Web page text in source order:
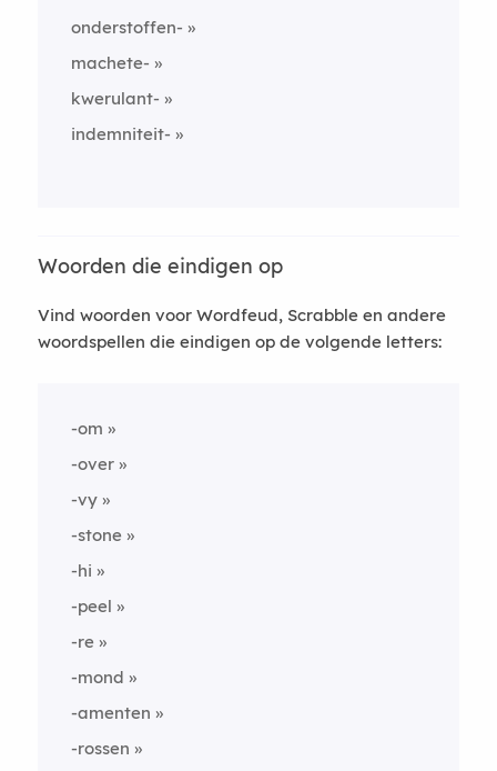
onderstoffen-
machete-
kwerulant-
indemniteit-
Woorden die eindigen op
Vind woorden voor Wordfeud, Scrabble en andere
woordspellen die eindigen op de volgende letters:
-om
-over
-vy
-stone
-hi
-peel
-re
-mond
-amenten
-rossen